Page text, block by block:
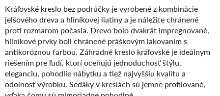
Kráľovské kreslo bez podrúčky je vyrobené z kombinácie
jelšového dreva a hliníkovej liatiny a je náležite chránené
proti rozmarom počasia. Drevo bolo dvakrát impregnované,
hliníkové prvky boli chránené práškovým lakovaním s
antikoróznou farbou. Záhradné kreslo kráľovské je ideálnym
riešením pre ľudí, ktorí oceňujú jednoduchosť štýlu,
eleganciu, pohodlie nábytku a tiež najvyššiu kvalitu a
odolnosť výrobku. Sedáky v kreslách sú jemne profilované,